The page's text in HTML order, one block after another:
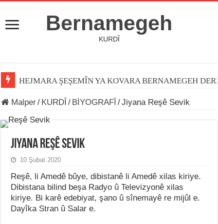
Bernamegeh
KURDÎ
HEJMARA ŞEŞEMÎN YA KOVARA BERNAMEGEH
Malper/ KURDÎ / BİYOGRAFÎ /Jiyana Reşê Sevik
Jiyana Reşê Sevik
10 Şubat 2020
Reşê, li Amedê bûye, dibistanê li Amedê xilas kiriye.
Dibistana bilind beşa Radyo û Televizyonê xilas
kiriye. Bi karê edebiyat, şano û sînemayê re mijûl e.
Dayîka Stran û Salar e.